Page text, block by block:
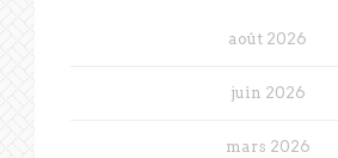
août 2026
juin 2026
mars 2026